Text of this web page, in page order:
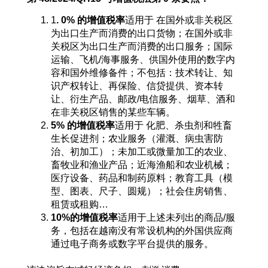
1. 0% 的增值税率适用于 在国外或非关税区
为出口生产而消费的出口货物；在国外或非
关税区为出口生产而消费的出口服务；国际
运输、飞机/海事服务、供国外使用的数字内
容和国外维修备件；不包括：技术转让、知
识产权转让、再保险、信贷提供、资本转
让、衍生产品、邮政/电信服务、烟草、酒和
在非关税区销售的某些车辆。
5% 的增值税率适用于 化肥、杀虫剂和牲畜
生长促进剂；农业服务（灌溉、病虫害防
治、初加工）；未加工或微量加工的农业、
畜牧业和渔业产品；近海渔船和农业机械；
医疗设备、药品和制药原料；教育工具（模
型、图表、尺子、圆规）；社会住房销售、
租赁或租购…
10%的增值税率适用于上述未列出的商品/服
务，包括在越南没有常设机构的外国供应商
通过电子商务或数字平台提供的服务。